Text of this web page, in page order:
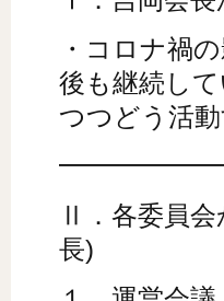
・コロナ禍
後も継続し
つつどう活
Ⅱ．各委員
長)